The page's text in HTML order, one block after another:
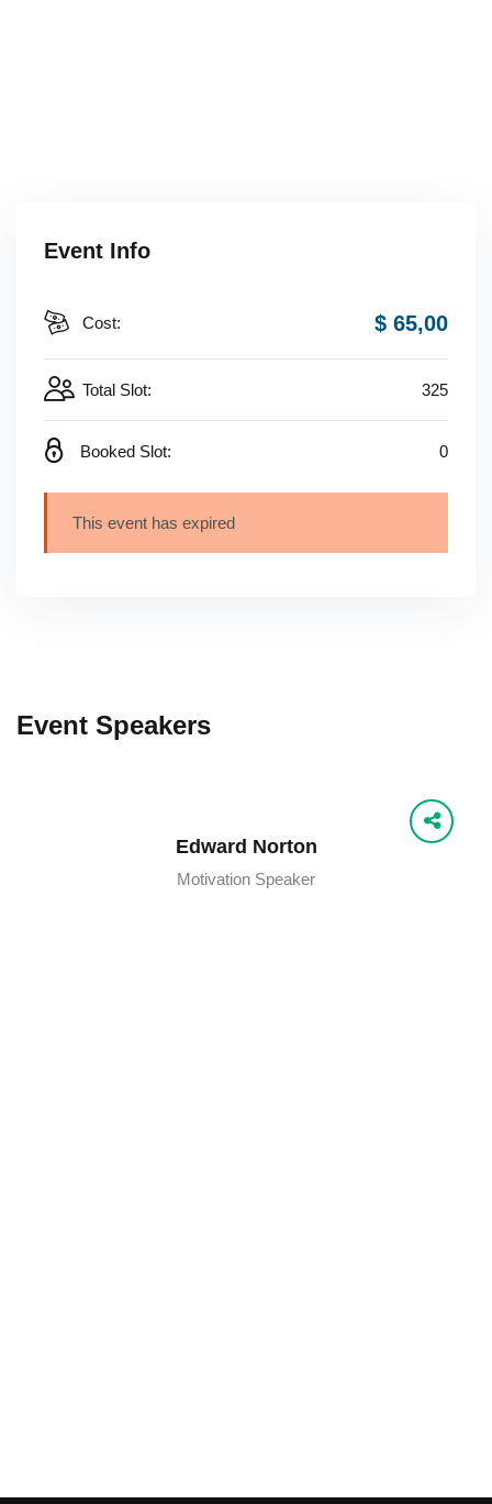
Event Info
Cost: $ 65,00
Total Slot: 325
Booked Slot: 0
This event has expired
Event Speakers
Edward Norton
Motivation Speaker